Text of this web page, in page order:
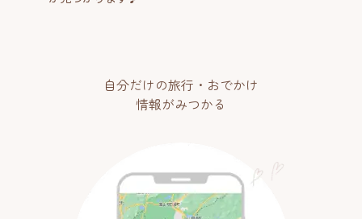
自分だけの旅行・おでかけ
情報がみつかる